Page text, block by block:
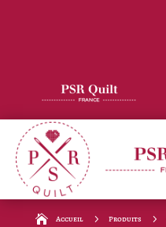
Accueil 5 Produits 5